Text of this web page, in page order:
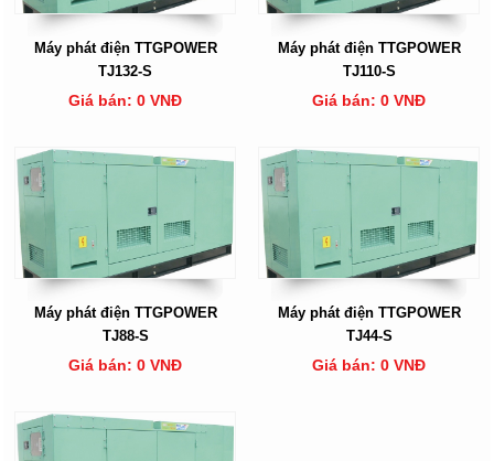
Máy phát điện TTGPOWER
TJ132-S
Giá bán: 0 VNĐ
Máy phát điện TTGPOWER
TJ110-S
Giá bán: 0 VNĐ
Máy phát điện TTGPOWER
TJ88-S
Giá bán: 0 VNĐ
Máy phát điện TTGPOWER
TJ44-S
Giá bán: 0 VNĐ